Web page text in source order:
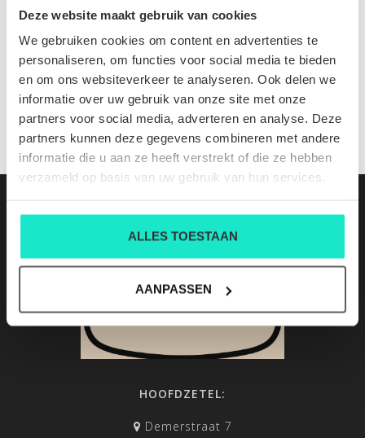
Deze website maakt gebruik van cookies
We gebruiken cookies om content en advertenties te
personaliseren, om functies voor social media te bieden
en om ons websiteverkeer te analyseren. Ook delen we
informatie over uw gebruik van onze site met onze
partners voor social media, adverteren en analyse. Deze
partners kunnen deze gegevens combineren met andere
informatie die u aan ze heeft verstrekt of die ze hebben
verzameld op basis van uw gebruik van hun services.
ALLES TOESTAAN
AANPASSEN
U1620 M02 GTR AVORIO GRAIN WHITE
Nog niet gewaardeerd
0 sterren op basis van 0 beoordelingen
JE BEOORDELING TOEVOEGEN
HOOFDZETEL:
Demerstraat 7